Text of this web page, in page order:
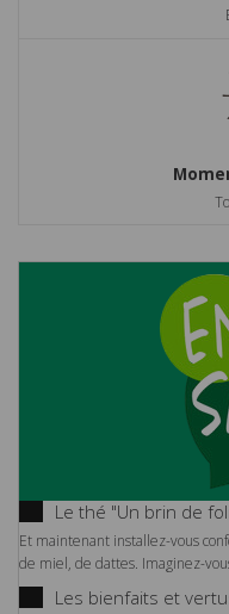
Le thé "Un brin de
Et maintenant installez-vous
de miel, de dattes. Imaginez-
Les bienfaits et